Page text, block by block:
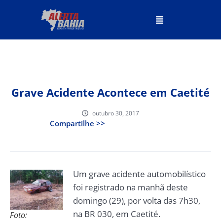
Grave Acidente Acontece em Caetité
outubro 30, 2017
Compartilhe >>
Foto:
Um grave acidente automobilístico
foi registrado na manhã deste
domingo (29), por volta das 7h30,
na BR 030, em Caetité.